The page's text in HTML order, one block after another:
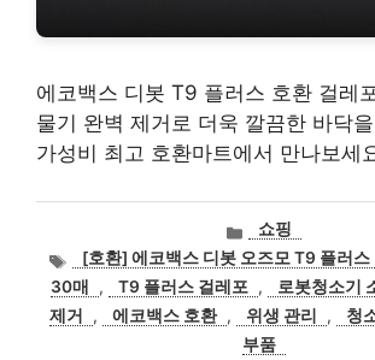
에코백스 디봇 T9 플러스 호환 걸레
물기 완벽 제거로 더욱 깔끔한 바닥
가성비 최고 호환마트에서 만나보세
카
테
고
리
쇼핑
태
그
[호환] 에코백스 디봇 오즈모 T9 플러스
30매
, T9 플러스 걸레포 , 로봇청소기
제거
, 에코백스 호환 , 위생 관리 , 청
부품